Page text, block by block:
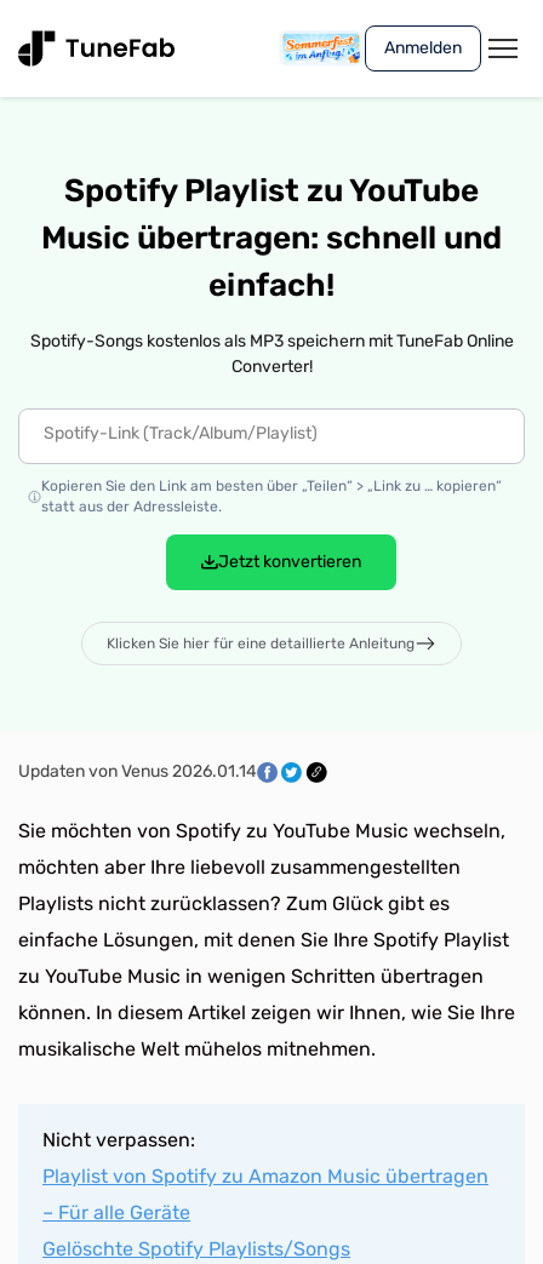
Anmelden
Spotify Playlist zu YouTube
Music übertragen: schnell und
einfach!
Spotify-Songs kostenlos als MP3 speichern mit TuneFab Online
Converter!
Kopieren Sie den Link am besten über „Teilen“ > „Link zu … kopieren“
statt aus der Adressleiste.
Jetzt konvertieren
Klicken Sie hier für eine detaillierte Anleitung
Updaten von Venus 2026.01.14
Sie möchten von Spotify zu YouTube Music wechseln,
möchten aber Ihre liebevoll zusammengestellten
Playlists nicht zurücklassen? Zum Glück gibt es
einfache Lösungen, mit denen Sie Ihre Spotify Playlist
zu YouTube Music in wenigen Schritten übertragen
können. In diesem Artikel zeigen wir Ihnen, wie Sie Ihre
musikalische Welt mühelos mitnehmen.
Nicht verpassen:
Playlist von Spotify zu Amazon Music übertragen
– Für alle Geräte
Gelöschte Spotify Playlists/Songs